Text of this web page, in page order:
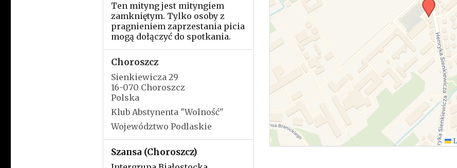
Ten mityng jest mityngiem
zamkniętym. Tylko osoby z
pragnieniem zaprzestania picia
mogą dołączyć do spotkania.
Choroszcz
Sienkiewicza 29
16-070 Choroszcz
Polska
Klub Abstynenta "Wolność"
Województwo Podlaskie
Szansa (Choroszcz)